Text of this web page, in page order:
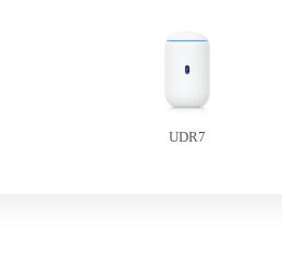
UDR7